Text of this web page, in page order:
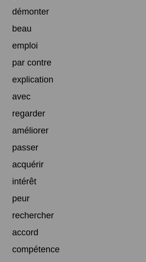
démonter
beau
emploi
par contre
explication
avec
regarder
améliorer
passer
acquérir
intérêt
peur
rechercher
accord
compétence